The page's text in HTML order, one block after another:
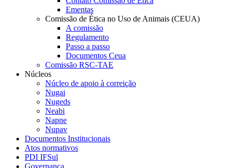
Ementas
Comissão de Ética no Uso de Animais (CEUA)
A comissão
Regulamento
Passo a passo
Documentos Ceua
Comissão RSC-TAE
Núcleos
Núcleo de apoio à correição
Nugai
Nugeds
Neabi
Napne
Nupav
Documentos Institucionais
Atos normativos
PDI IFSul
Governança